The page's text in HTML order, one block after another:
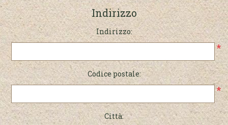
Indirizzo
Indirizzo:
*
Codice postale:
*
Città: